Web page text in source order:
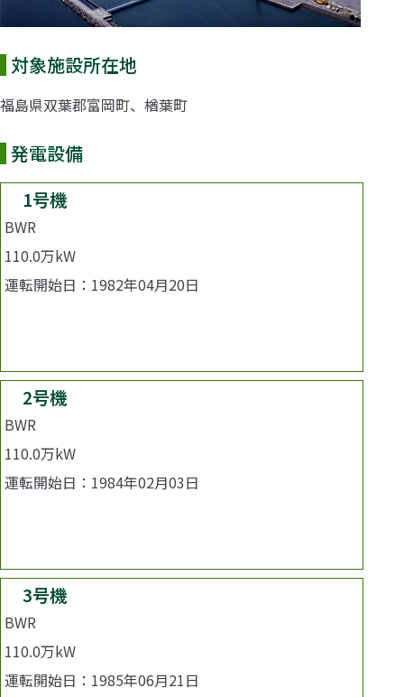
対象施設所在地
福島県双葉郡富岡町、楢葉町
発電設備
1号機
BWR
110.0万kW
運転開始日：1982年04月20日
2号機
BWR
110.0万kW
運転開始日：1984年02月03日
3号機
BWR
110.0万kW
運転開始日：1985年06月21日